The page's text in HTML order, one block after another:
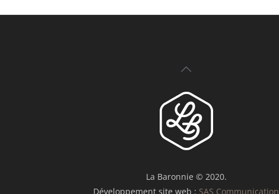
La Baronnie © 2020.
Développement site web : SAS Communication